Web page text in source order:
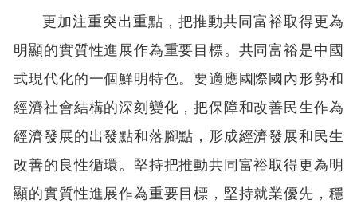
更加注重突出重點，把推動共同富裕取得更為
明顯的實質性進展作為重要目標。共同富裕是中國
式現代化的一個鮮明特色。要適應國際國內形勢和
經濟社會結構的深刻變化，把保障和改善民生作為
經濟發展的出發點和落腳點，形成經濟發展和民生
改善的良性循環。堅持把推動共同富裕取得更為明
顯的實質性進展作為重要目標，堅持就業優先，穩